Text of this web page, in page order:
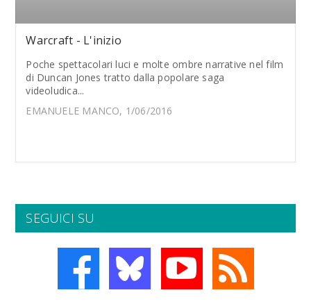
Warcraft - L'inizio
Poche spettacolari luci e molte ombre narrative nel film
di Duncan Jones tratto dalla popolare saga
videoludica...
EMANUELE MANCO, 1/06/2016
SEGUICI SU